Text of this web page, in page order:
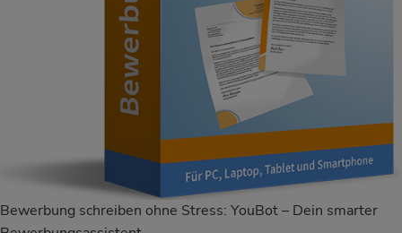
Bewerbung schreiben ohne Stress: YouBot – Dein smarter